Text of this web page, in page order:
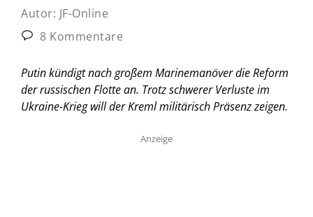
Autor: JF-Online
8 Kommentare
Putin kündigt nach großem Marinemanöver die Reform
der russischen Flotte an. Trotz schwerer Verluste im
Ukraine-Krieg will der Kreml militärisch Präsenz zeigen.
Anzeige